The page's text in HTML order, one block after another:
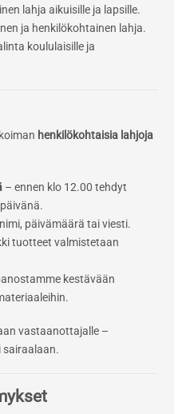
lahja aikuisille ja lapsille.
ja henkilökohtainen lahja.
koululaisille ja
henkilökohtaisia lahjoja
– ennen klo 12.00 tehdyt
päivämäärä tai viesti.
tuotteet valmistetaan
kestävään
vastaanottajalle –
sairaalaan.